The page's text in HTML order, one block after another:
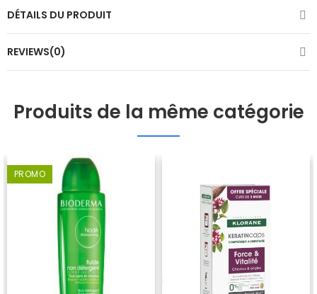
DÉTAILS DU PRODUIT
REVIEWS(0)
Produits de la même catégorie
PROMO